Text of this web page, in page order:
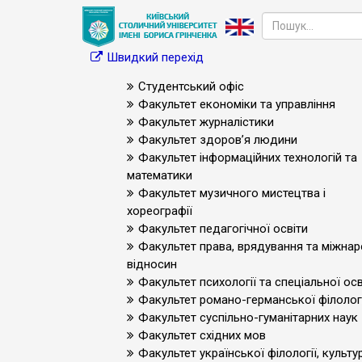
Швидкий перехід
Студентський офіс
Факультет економіки та управління
Факультет журналістики
Факультет здоров’я людини
Факультет інформаційних технологій та
математики
Факультет музичного мистецтва і
хореографії
Факультет педагогічної освіти
Факультет права, врядування та
відносин
Факультет психології та спеціальної
Факультет романо-германської
Факультет суспільно-гуманітарних наук
Факультет східних мов
Факультет української філології,